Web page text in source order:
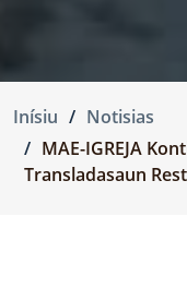
Inísiu
Notisias
MAE-IGREJA
Transladasaun